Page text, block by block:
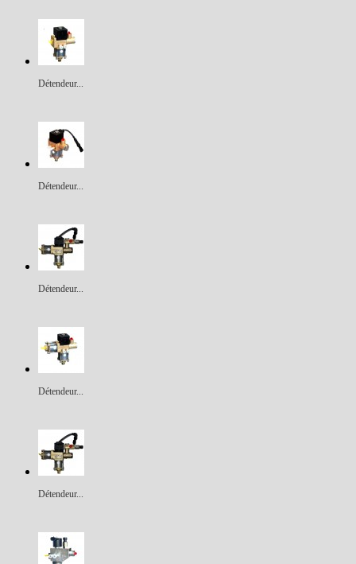
Détendeur...
Détendeur...
Détendeur...
Détendeur...
Détendeur...